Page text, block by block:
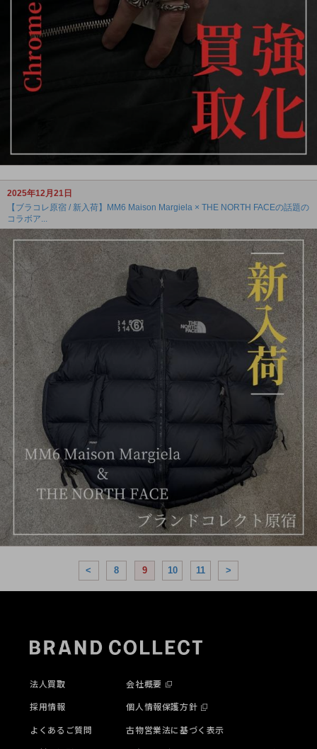
2025年12月21日
【ブラコレ原宿 / 新入荷】MM6 Maison Margiela × THE NORTH FACEの話題の
コラボア...
< 8 9 10 11 >
法人買取
採用情報
よくあるご質問
会社概要
個人情報保護方針
古物営業法に基づく表示